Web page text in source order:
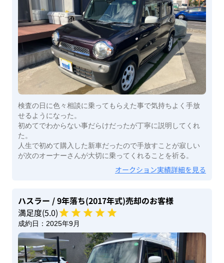
検査の日に色々相談に乗ってもらえた事で気持ちよく手放
せるようになった。
初めてでわからない事だらけだったが丁寧に説明してくれ
た。
人生で初めて購入した新車だったので手放すことが寂しい
が次のオーナーさんが大切に乗ってくれることを祈る。
オークション実績詳細を見る
ハスラー / 9年落ち(2017年式)売却のお客様
満足度(5.0)
成約日： 2025年9月